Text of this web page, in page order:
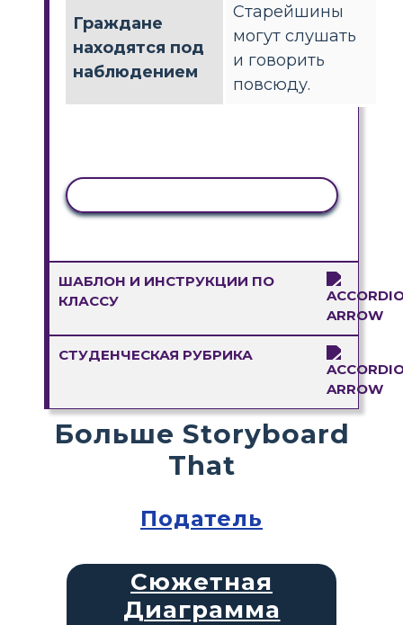
Граждане
находятся под
наблюдением
Старейшины
могут слушать
и говорить
повсюду.
ШАБЛОН И ИНСТРУКЦИИ ПО
КЛАССУ
СТУДЕНЧЕСКАЯ РУБРИКА
Больше Storyboard
That
Податель
Сюжетная
Диаграмма